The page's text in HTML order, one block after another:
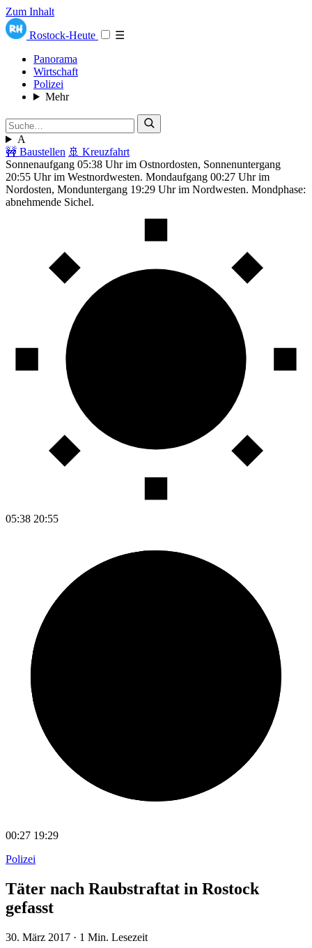
Zum Inhalt
Rostock-Heute
☰
Panorama
Wirtschaft
Polizei
Mehr
A
🚧 Baustellen 🚢 Kreuzfahrt
Sonnenaufgang 05:38 Uhr im Ostnordosten, Sonnenuntergang
20:55 Uhr im Westnordwesten. Mondaufgang 00:27 Uhr im
Nordosten, Monduntergang 19:29 Uhr im Nordwesten. Mondphase:
abnehmende Sichel.
05:38 20:55
00:27 19:29
Polizei
Täter nach Raubstraftat in Rostock
gefasst
30. März 2017 · 1 Min. Lesezeit